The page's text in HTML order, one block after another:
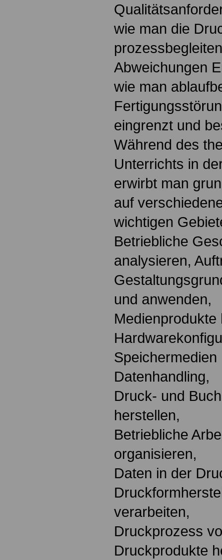
wie man die
Abweichungen
wie man
eingrenzt und
Während des
Unterrichts in
erwirbt man
auf
wichtigen
Betriebliche
analysieren,
und anwenden,
Medienprodukte
Speichermedien
Datenhandling,
Druck- und
herstellen,
Betriebliche
organisieren,
Daten in der
verarbeiten,
Druckprozess
Druckprodukte